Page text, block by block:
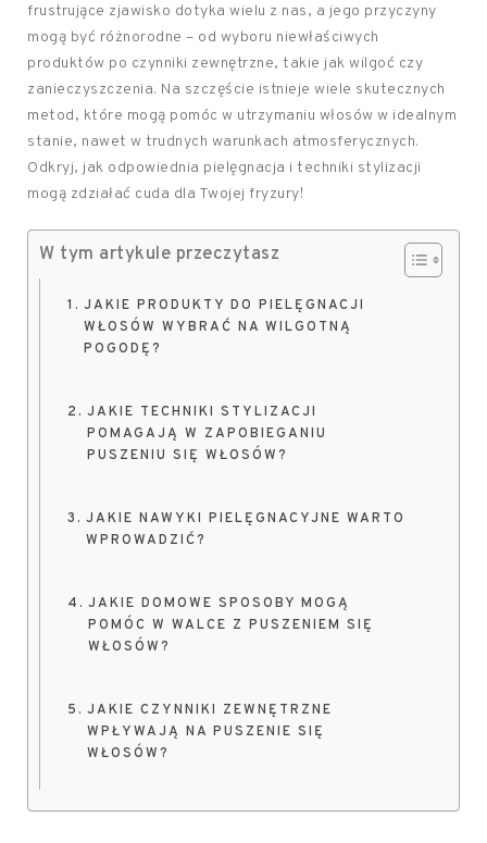
frustrujące zjawisko dotyka wielu z nas, a jego przyczyny
mogą być różnorodne – od wyboru niewłaściwych
produktów po czynniki zewnętrzne, takie jak wilgoć czy
zanieczyszczenia. Na szczęście istnieje wiele skutecznych
metod, które mogą pomóc w utrzymaniu włosów w idealnym
stanie, nawet w trudnych warunkach atmosferycznych.
Odkryj, jak odpowiednia pielęgnacja i techniki stylizacji
mogą zdziałać cuda dla Twojej fryzury!
W tym artykule przeczytasz
JAKIE PRODUKTY DO PIELĘGNACJI
WŁOSÓW WYBRAĆ NA WILGOTNĄ
POGODĘ?
JAKIE TECHNIKI STYLIZACJI
POMAGAJĄ W ZAPOBIEGANIU
PUSZENIU SIĘ WŁOSÓW?
JAKIE NAWYKI PIELĘGNACYJNE WARTO
WPROWADZIĆ?
JAKIE DOMOWE SPOSOBY MOGĄ
POMÓC W WALCE Z PUSZENIEM SIĘ
WŁOSÓW?
JAKIE CZYNNIKI ZEWNĘTRZNE
WPŁYWAJĄ NA PUSZENIE SIĘ
WŁOSÓW?